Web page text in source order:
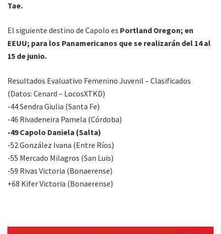
Tae.
El siguiente destino de Capolo es Portland Oregon; en
EEUU; para los Panamericanos que se realizarán del 14 al
15 de junio.
Resultados Evaluativo Femenino Juvenil – Clasificados
(Datos: Cenard – LocosXTKD)
-44 Sendra Giulia (Santa Fe)
-46 Rivadeneira Pamela (Córdoba)
-49 Capolo Daniela (Salta)
-52 González Ivana (Entre Ríos)
-55 Mercado Milagros (San Luis)
-59 Rivas Victoria (Bonaerense)
+68 Kifer Victoria (Bonaerense)